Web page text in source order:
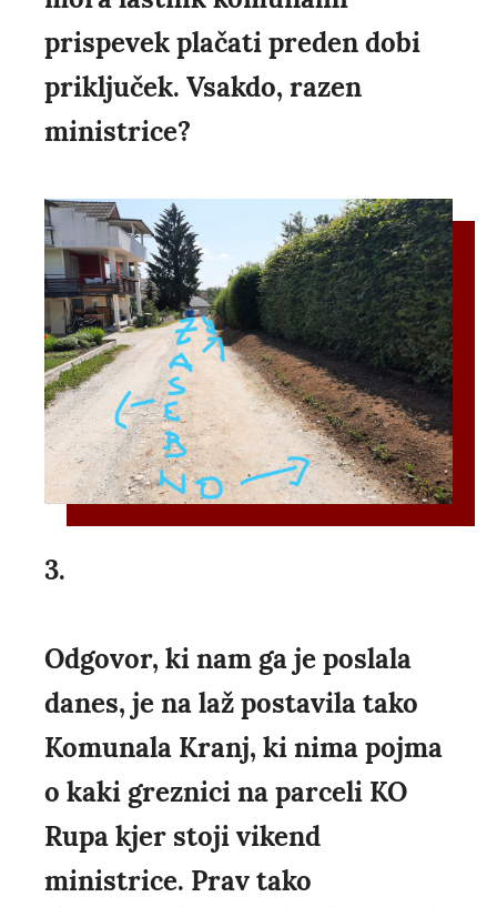
prispevek plačati preden dobi
priključek. Vsakdo, razen
ministrice?
3.
Odgovor, ki nam ga je poslala
danes, je na laž postavila tako
Komunala Kranj, ki nima pojma
o kaki greznici na parceli KO
Rupa kjer stoji vikend
ministrice. Prav tako